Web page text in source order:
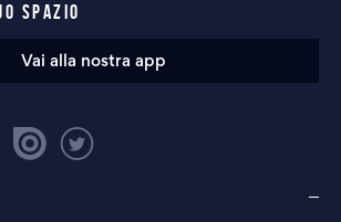
SPAZIO
Vai alla nostra app